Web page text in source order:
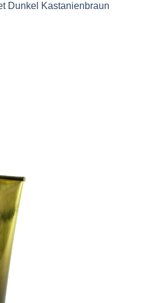
Dunkel Kastanienbraun